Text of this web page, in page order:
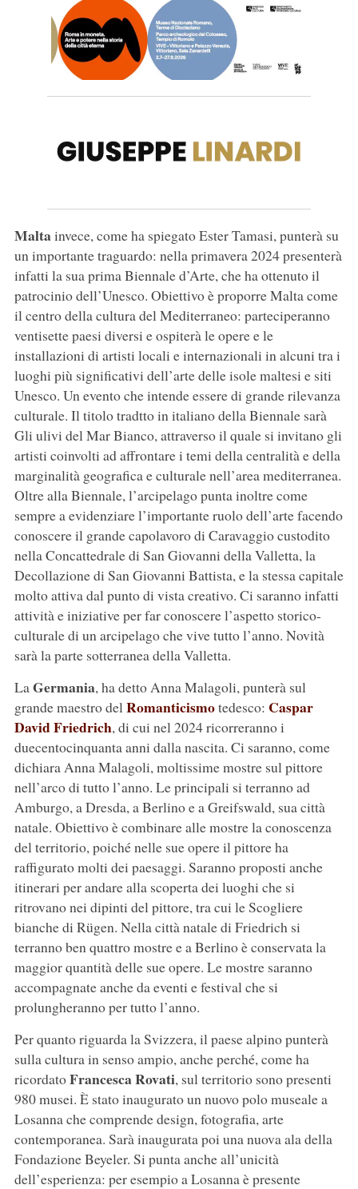
Maltainvece, come ha spiegato Ester Tamasi, punterà su
un importante traguardo: nella primavera 2024 presenterà
infatti la sua prima Biennale d’Arte, che ha ottenuto il
patrocinio dell’Unesco. Obiettivo è proporre Malta come
il centro della cultura del Mediterraneo: parteciperanno
ventisette paesi diversi e ospiterà le opere e le
installazioni di artisti locali e internazionali in alcuni tra i
luoghi più significativi dell’arte delle isole maltesi e siti
Unesco. Un evento che intende essere di grande rilevanza
culturale. Il titolo tradtto in italiano della Biennale sarà
Gli ulivi del Mar Bianco, attraverso il quale si invitano gli
artisti coinvolti ad affrontare i temi della centralità e della
marginalità geografica e culturale nell’area mediterranea.
Oltre alla Biennale, l’arcipelago punta inoltre come
sempre a evidenziare l’importante ruolo dell’arte facendo
conoscere il grande capolavoro di Caravaggio custodito
nella Concattedrale di San Giovanni della Valletta, la
Decollazione di San Giovanni Battista, e la stessa capitale
molto attiva dal punto di vista creativo. Ci saranno infatti
attività e iniziative per far conoscere l’aspetto storico-
culturale di un arcipelago che vive tutto l’anno. Novità
sarà la parte sotterranea della Valletta.
LaGermania, ha detto Anna Malagoli, punterà sul
grande maestro delRomanticismotedesco: Caspar
David Friedrich, di cui nel 2024 ricorreranno i
duecentocinquanta anni dalla nascita. Ci saranno, come
dichiara Anna Malagoli, moltissime mostre sul pittore
nell’arco di tutto l’anno. Le principali si terranno ad
Amburgo, a Dresda, a Berlino e a Greifswald, sua città
natale. Obiettivo è combinare alle mostre la conoscenza
del territorio, poiché nelle sue opere il pittore ha
raffigurato molti dei paesaggi. Saranno proposti anche
itinerari per andare alla scoperta dei luoghi che si
ritrovano nei dipinti del pittore, tra cui le Scogliere
bianche di Rügen. Nella città natale di Friedrich si
terranno ben quattro mostre e a Berlino è conservata la
maggior quantità delle sue opere. Le mostre saranno
accompagnate anche da eventi e festival che si
prolungheranno per tutto l’anno.
Per quanto riguarda la Svizzera, il paese alpino punterà
sulla cultura in senso ampio, anche perché, come ha
ricordatoFrancesca Rovati, sul territorio sono presenti
980 musei. È stato inaugurato un nuovo polo museale a
Losanna che comprende design, fotografia, arte
contemporanea. Sarà inaugurata poi una nuova ala della
Fondazione Beyeler. Si punta anche all’unicità
dell’esperienza: per esempio a Losanna è presente